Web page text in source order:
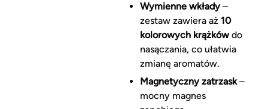
Wymienne wkłady–
zestaw zawiera aż 10
kolorowych krążkówdo
nasączania, co ułatwia
zmianę aromatów.
Magnetyczny zatrzask–
mocny magnes